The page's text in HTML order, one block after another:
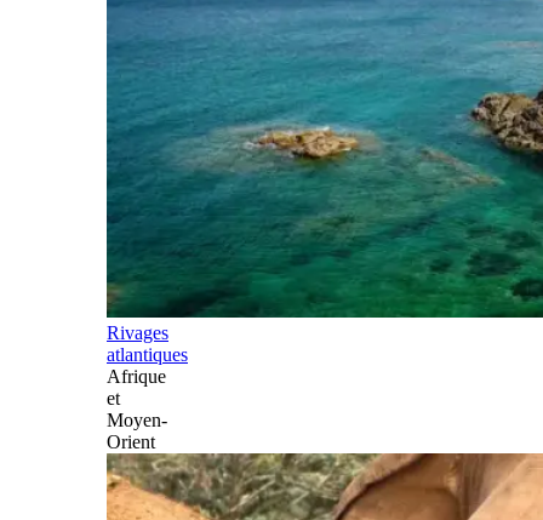
Rivages
atlantiques
Afrique
et
Moyen-
Orient